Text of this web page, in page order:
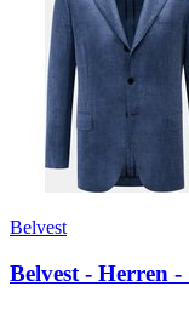
Belvest
Belvest - Herren